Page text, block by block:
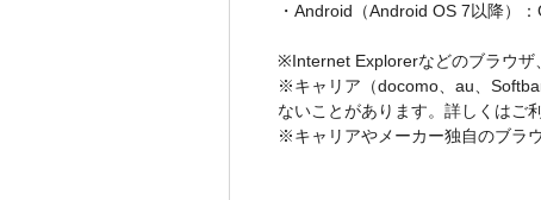
・Android（Android OS 7以降）
※Internet Explorerなどのブラウザ
※キャリア（docomo、au、
ないことがあります。詳しくはご
※キャリアやメーカー独自のブラ